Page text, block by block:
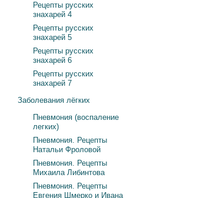
Рецепты русских
знахарей 4
Рецепты русских
знахарей 5
Рецепты русских
знахарей 6
Рецепты русских
знахарей 7
Заболевания лёгких
Пневмония (воспаление
легких)
Пневмония. Рецепты
Натальи Фроловой
Пневмония. Рецепты
Михаила Либинтова
Пневмония. Рецепты
Евгения Шмерко и Ивана